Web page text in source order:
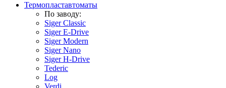
Термопластавтоматы
По заводу:
Siger Classic
Siger E-Drive
Siger Modern
Siger Nano
Siger H-Drive
Tederic
Log